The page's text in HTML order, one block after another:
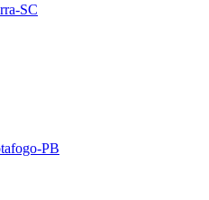
SC
PB